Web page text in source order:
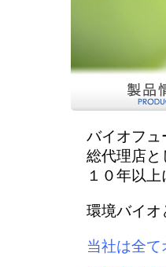
バイオフュ
総代理店と
１０年以
環境バイオ
当社は全